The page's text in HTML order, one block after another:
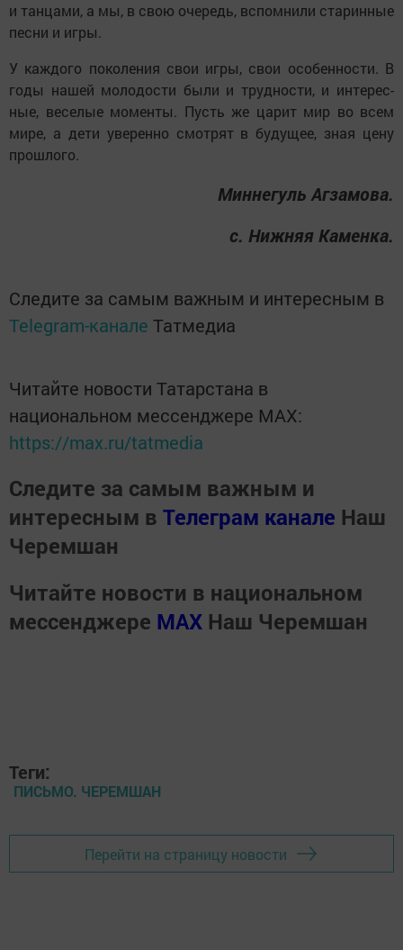
и тан­ца­ми, а мы, в свою оче­редь, вс­пом­ни­ли ста­рин­ные
пес­ни и иг­ры.
У каж­до­го по­ко­ле­ния свои иг­ры, свои осо­бен­нос­ти. В
го­ды на­шей мо­ло­дос­ти бы­ли и труд­нос­ти, и ин­те­рес­
ные, ве­се­лые мо­мен­ты. Пусть же ца­рит мир во всем
ми­ре, а де­ти уве­рен­но смот­рят в бу­ду­щее, зная це­ну
прош­ло­го.
Мин­не­гуль Аг­за­мо­ва.
с. Ниж­няя Ка­мен­ка.
Следите за самым важным и интересным в
Telegram-канале Татмедиа
Читайте новости Татарстана в
национальном мессенджере MАХ:
https://max.ru/tatmedia
Следите за самым важным и
интересным в Телеграм канале Наш
Черемшан
Читайте новости в национальном
мессенджере MАХ Наш Черемшан
Теги:
ПИСЬМО. ЧЕРЕМШАН
Перейти на страницу новости